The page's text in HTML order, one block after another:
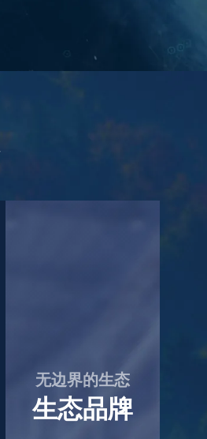
无边界的生态
生态品牌